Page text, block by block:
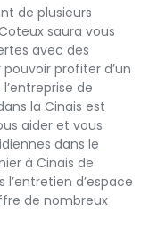
de plusieurs
saura vous
avec des
profiter d’un
de
la Cinais est
aider et vous
dans le
à Cinais de
d’espace
de nombreux